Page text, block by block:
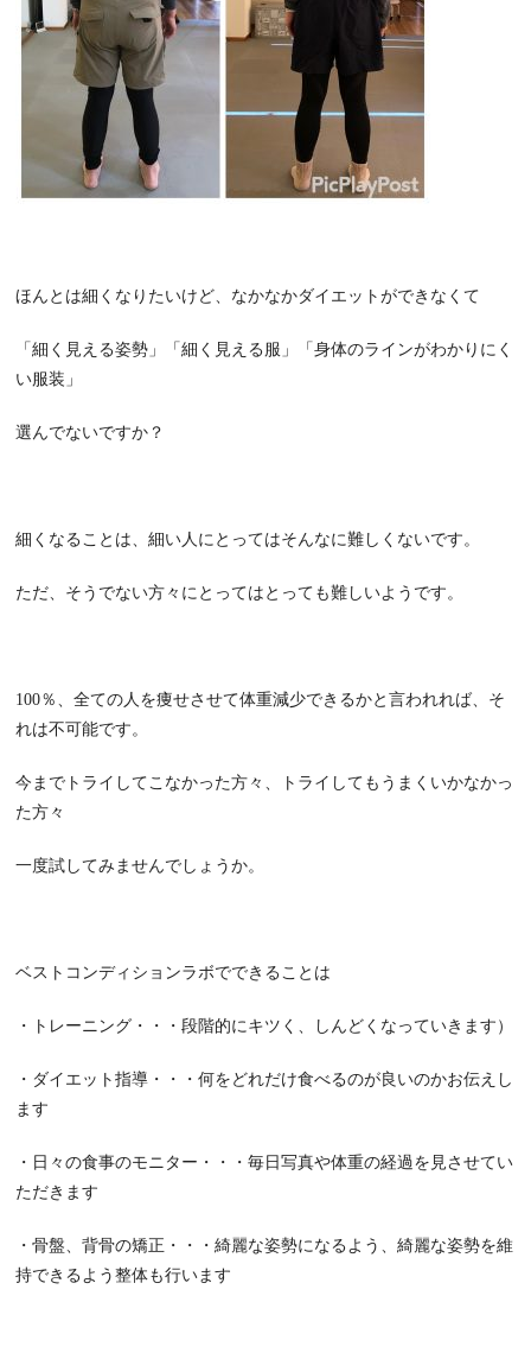
ほんとは細くなりたいけど、なかなかダイエットができなくて
「細く見える姿勢」「細く見える服」「身体のラインがわかりにく
い服装」
選んでないですか？
細くなることは、細い人にとってはそんなに難しくないです。
ただ、そうでない方々にとってはとっても難しいようです。
100％、全ての人を痩せさせて体重減少できるかと言われれば、そ
れは不可能です。
今までトライしてこなかった方々、トライしてもうまくいかなかっ
た方々
一度試してみませんでしょうか。
ベストコンディションラボでできることは
・トレーニング・・・段階的にキツく、しんどくなっていきます）
・ダイエット指導・・・何をどれだけ食べるのが良いのかお伝えし
ます
・日々の食事のモニター・・・毎日写真や体重の経過を見させてい
ただきます
・骨盤、背骨の矯正・・・綺麗な姿勢になるよう、綺麗な姿勢を維
持できるよう整体も行います